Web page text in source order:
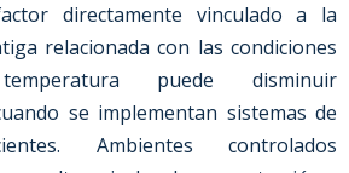
directamente vinculado a la
relacionada con las condiciones
puede disminuir
se implementan sistemas de
Ambientes controlados